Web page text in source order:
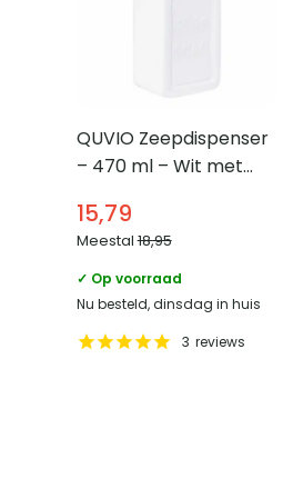
QUVIO Zeepdispenser
– 470 ml – Wit met
15,79
Meestal18,95
✓ Op voorraad
Nu besteld, dinsdag in huis
3 reviews